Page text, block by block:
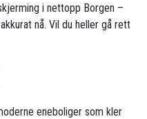
i nettopp Borgen –
nå. Vil du heller gå rett
eneboliger som kler